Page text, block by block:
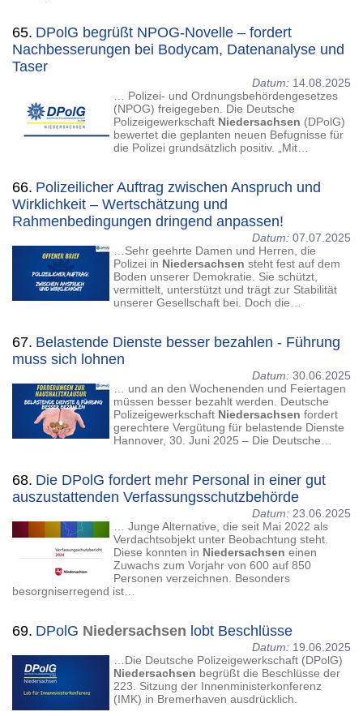
65. DPolG begrüßt NPOG-Novelle – fordert
Nachbesserungen bei Bodycam, Datenanalyse und
Taser
Datum: 14.08.2025
… Polizei- und Ordnungsbehördengesetzes
(NPOG) freigegeben. Die Deutsche
Polizeigewerkschaft Niedersachsen (DPolG)
bewertet die geplanten neuen Befugnisse für
die Polizei grundsätzlich positiv. „Mit…
66. Polizeilicher Auftrag zwischen Anspruch und
Wirklichkeit – Wertschätzung und
Rahmenbedingungen dringend anpassen!
Datum: 07.07.2025
…Sehr geehrte Damen und Herren, die
Polizei in Niedersachsen steht fest auf dem
Boden unserer Demokratie. Sie schützt,
vermittelt, unterstützt und trägt zur Stabilität
unserer Gesellschaft bei. Doch die…
67. Belastende Dienste besser bezahlen - Führung
muss sich lohnen
Datum: 30.06.2025
… und an den Wochenenden und Feiertagen
müssen besser bezahlt werden. Deutsche
Polizeigewerkschaft Niedersachsen fordert
gerechtere Vergütung für belastende Dienste
Hannover, 30. Juni 2025 – Die Deutsche…
68. Die DPolG fordert mehr Personal in einer gut
auszustattenden Verfassungsschutzbehörde
Datum: 23.06.2025
… Junge Alternative, die seit Mai 2022 als
Verdachtsobjekt unter Beobachtung steht.
Diese konnten in Niedersachsen einen
Zuwachs zum Vorjahr von 600 auf 850
Personen verzeichnen. Besonders
besorgniserregend ist…
69. DPolG Niedersachsen lobt Beschlüsse
Datum: 19.06.2025
…Die Deutsche Polizeigewerkschaft (DPolG)
Niedersachsen begrüßt die Beschlüsse der
223. Sitzung der Innenministerkonferenz
(IMK) in Bremerhaven ausdrücklich.